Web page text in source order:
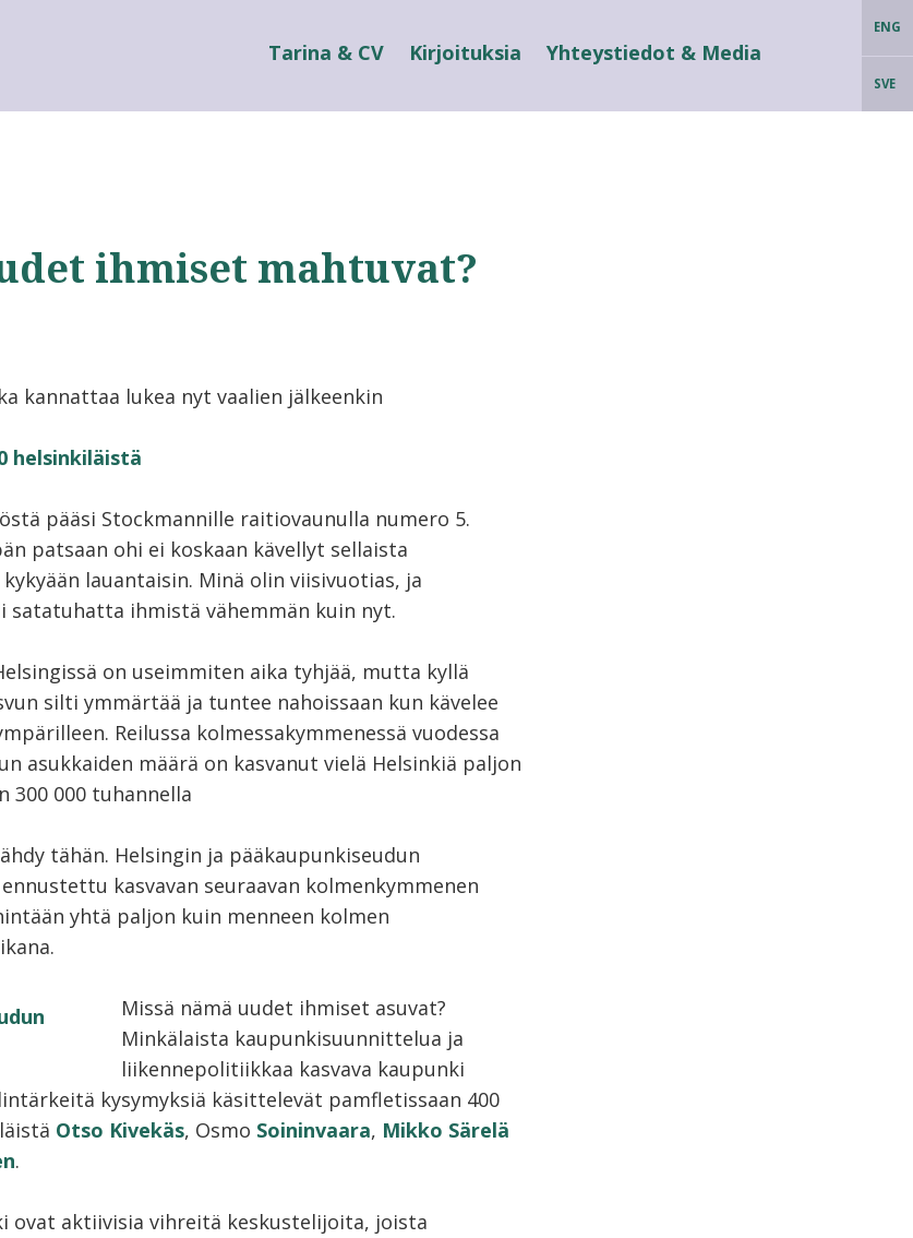
ENG
SVE
Tarina & CV Kirjoituksia Yhteystiedot & Media
ihmiset mahtuvat?
kannattaa lukea nyt vaalien jälkeenkin
helsinkiläistä
pääsi Stockmannille raitiovaunulla numero 5.
patsaan ohi ei koskaan kävellyt sellaista
lauantaisin. Minä olin viisivuotias, ja
satatuhatta ihmistä vähemmän kuin nyt.
on useimmiten aika tyhjää, mutta kyllä
silti ymmärtää ja tuntee nahoissaan kun kävelee
Reilussa kolmessakymmenessä vuodessa
asukkaiden määrä on kasvanut vielä Helsinkiä paljon
300 000 tuhannella
tähän. Helsingin ja pääkaupunkiseudun
kasvavan seuraavan kolmenkymmenen
yhtä paljon kuin menneen kolmen
Missä nämä uudet ihmiset asuvat?
Minkälaista kaupunkisuunnittelua ja
liikennepolitiikkaa kasvava kaupunki
kysymyksiä käsittelevät pamfletissaan 400
Otso Kivekäs, Osmo Soininvaara, Mikko Särelä
.
ovat aktiivisia vihreitä keskustelijoita, joista